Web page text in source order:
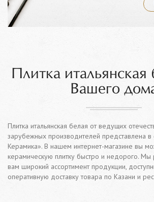
Плитка итальянская
Вашего
Плитка итальянская белая от ведущих
зарубежных производителей представлена в
Керамика». В нашем интернет-магазине вы
керамическую плитку быстро и недорого.
вам широкий ассортимент продукции,
оперативную доставку товара по Казани и